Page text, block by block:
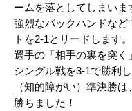
ームを落としてしまい
強烈なバックハンドなど
トを2-1とリードします
選手の「相手の裏を突く
シングル戦を3-1で勝利
（知的障がい）準決勝
勝ちました！